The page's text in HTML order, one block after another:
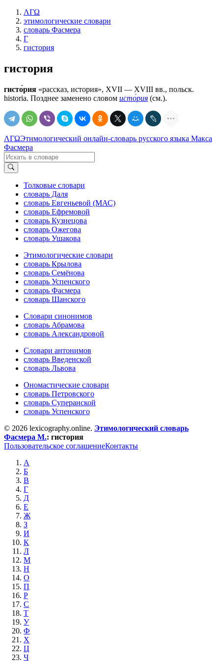
ΛΓΩ
этимологические словари
словарь Фасмера
Г
гистория
гистория
гисто́рия «рассказ, история», XVII — XVIII вв., польск.
historia. Позднее заменено словом исто́рия (см.).
ΛΓΩЭтимологический онлайн-словарь русского языка Макса
Фасмера
Толковые словари
словарь Даля
словарь Евгеньевой (МАС)
словарь Ефремовой
словарь Кузнецова
словарь Ожегова
словарь Ушакова
Этимологические словари
словарь Крылова
словарь Семёнова
словарь Успенского
словарь Фасмера
словарь Шанского
Словари синонимов
словарь Абрамова
словарь Александровой
Словари антонимов
словарь Введенской
словарь Львова
Ономастические словари
словарь Петровского
словарь Суперанской
словарь Успенского
© 2026 lexicography.online. Этимологический словарь
Фасмера М.: гистория
Пользовательское соглашениеКонтакты
А
Б
В
Г
Д
Е
Ж
З
И
К
Л
М
Н
О
П
Р
С
Т
У
Ф
Х
Ц
Ч